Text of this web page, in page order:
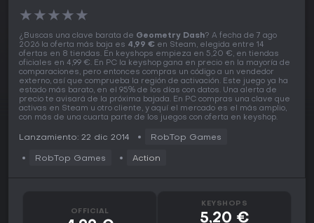
★★★★★
¿Buscas una clave barata de Geometry Dash? A fecha de 7 ago
2026 la oferta más baja es 4,99 € en Steam, elegida entre 14
ofertas en 8 tiendas. En keyshops empieza en 5,20 €, en tiendas
oficiales en 4,99 €. En PC la keyshop gana en precio en la mayoría de
comparaciones, pero entonces compras un código a un vendedor
externo, así que comprueba la región de activación. Este juego ya ha
estado más barato, en el 95% de los días con datos. Una alerta de
precio te avisará de la próxima bajada. En PC compras una clave que
activas en Steam u otro cliente, y aquí el mercado es el más amplio,
con más de una cuarta parte de los juegos con oferta en keyshop.
Lanzamiento: 22 dic 2014 RobTop Games
RobTop Games Action
OFFICIAL
KEYSHOPS
5,20 €